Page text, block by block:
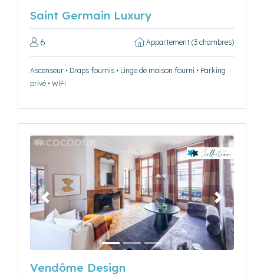
Saint Germain Luxury
6 Appartement (3 chambres)
Ascenseur • Draps fournis • Linge de maison fourni • Parking
privé • WiFi
Précédent Suivant
Vendôme Design